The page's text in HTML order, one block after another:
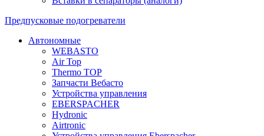
Предпусковые подогреватели
Автономные
WEBASTO
Air Top
Thermo TOP
Запчасти Вебасто
Устройства управления
EBERSPACHER
Hydronic
Airtronic